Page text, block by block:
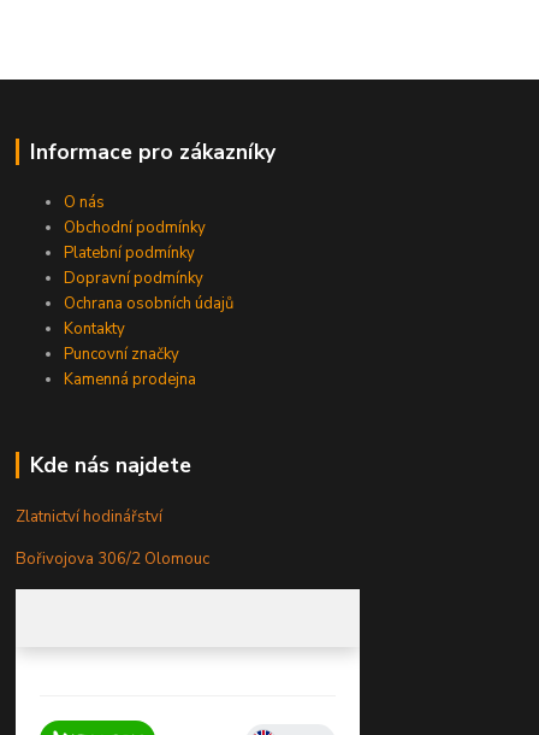
Informace pro zákazníky
O nás
Obchodní podmínky
Platební podmínky
Dopravní podmínky
Ochrana osobních údajů
Kontakty
Puncovní značky
Kamenná prodejna
Kde nás najdete
Zlatnictví hodinářství
Bořivojova 306/2 Olomouc